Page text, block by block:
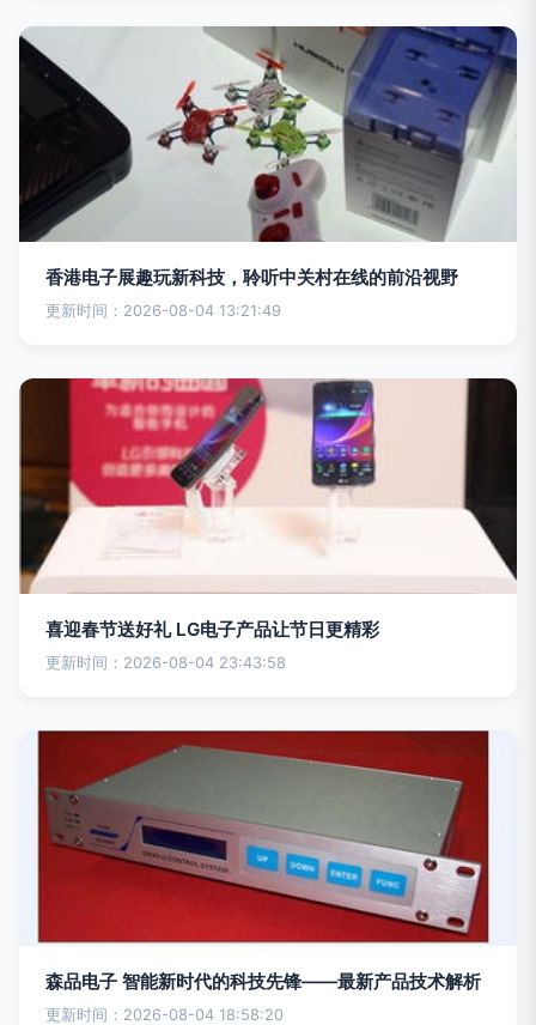
香港电子展趣玩新科技，聆听中关村在线的前沿视野
更新时间：2026-08-04 13:21:49
喜迎春节送好礼 LG电子产品让节日更精彩
更新时间：2026-08-04 23:43:58
森品电子 智能新时代的科技先锋——最新产品技术解析
更新时间：2026-08-04 18:58:20